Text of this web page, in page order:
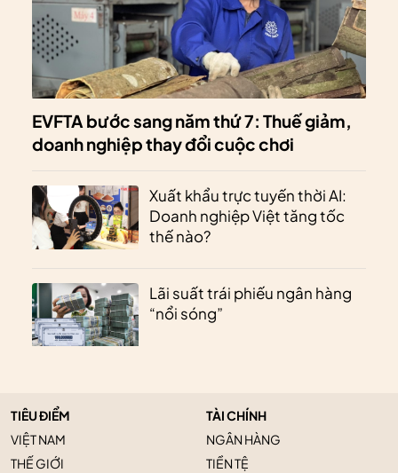
EVFTA bước sang năm thứ 7: Thuế giảm,
doanh nghiệp thay đổi cuộc chơi
Xuất khẩu trực tuyến thời AI:
Doanh nghiệp Việt tăng tốc
thế nào?
Lãi suất trái phiếu ngân hàng
“nổi sóng”
TIÊU ĐIỂM
VIỆT NAM
THẾ GIỚI
TÀI CHÍNH
NGÂN HÀNG
TIỀN TỆ